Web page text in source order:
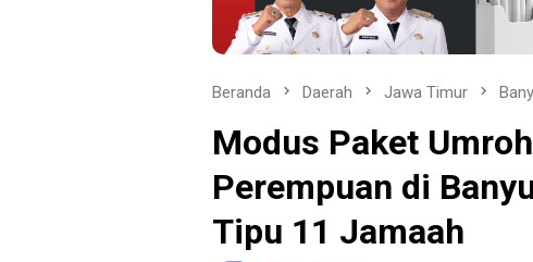
Beranda Daerah Jawa Timur
Modus Paket
Perempuan di
Tipu 11 Jamaah